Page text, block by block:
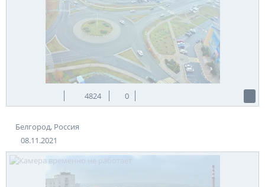
4824 0
Белгород, Россия
08.11.2021